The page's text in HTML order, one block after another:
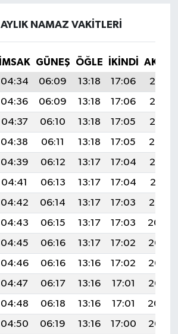
NAMAZ VAKITLERI
İMSAK GÜNEŞ ÖĞLE İKINDI
04:34 06:09 13:18 17:06
20:17
04:36 06:09 13:18 17:06
20:16
04:37 06:10 13:18 17:05
20:15
04:38 06:11 13:18 17:05
20:14
04:39 06:12 13:17 17:04
20:13
04:41 06:13 13:17 17:04
20:11
04:42 06:14 13:17 17:03
20:10
04:43 06:15 13:17 17:03
20:09
04:45 06:16 13:17 17:02
20:08
04:46 06:16 13:16 17:02
20:06
04:47 06:17 13:16 17:01
20:05
04:48 06:18 13:16 17:01
20:04
04:50 06:19 13:16 17:00
20:02